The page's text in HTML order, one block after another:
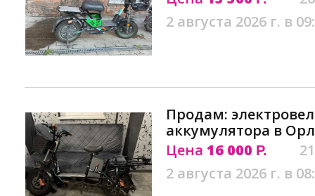
2 августа 2026 г. в
Продам:
аккумулятора в
Цена 16 000 Р.
2 августа 2026 г. в